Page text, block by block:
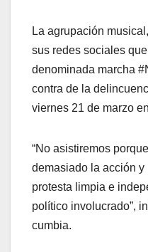
La agrupación
sus redes sociales
denominada marcha
contra de la
viernes 21 de marzo
“No asistiremos
demasiado la acción y
protesta limpia e
político involucrado”,
cumbia.